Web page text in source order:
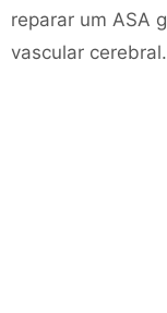
reparar um ASA
vascular cerebral.